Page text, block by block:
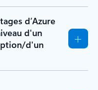
d’Azure
d'un
d'un